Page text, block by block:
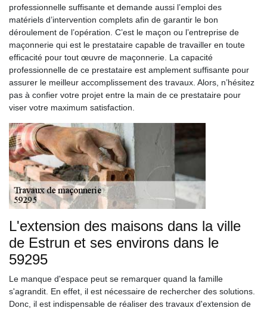
professionnelle suffisante et demande aussi l’emploi des
matériels d’intervention complets afin de garantir le bon
déroulement de l’opération. C’est le maçon ou l’entreprise de
maçonnerie qui est le prestataire capable de travailler en toute
efficacité pour tout œuvre de maçonnerie. La capacité
professionnelle de ce prestataire est amplement suffisante pour
assurer le meilleur accomplissement des travaux. Alors, n’hésitez
pas à confier votre projet entre la main de ce prestataire pour
viser votre maximum satisfaction.
L'extension des maisons dans la ville
de Estrun et ses environs dans le
59295
Le manque d'espace peut se remarquer quand la famille
s'agrandit. En effet, il est nécessaire de rechercher des solutions.
Donc, il est indispensable de réaliser des travaux d'extension de